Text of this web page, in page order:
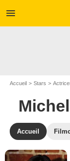
menu
Accueil Stars
Accueil